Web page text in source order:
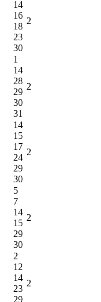
14
16
18
23
30
2
1
14
28
29
30
31
2
14
15
17
24
29
30
2
5
7
14
15
29
30
2
2
12
14
23
29
2